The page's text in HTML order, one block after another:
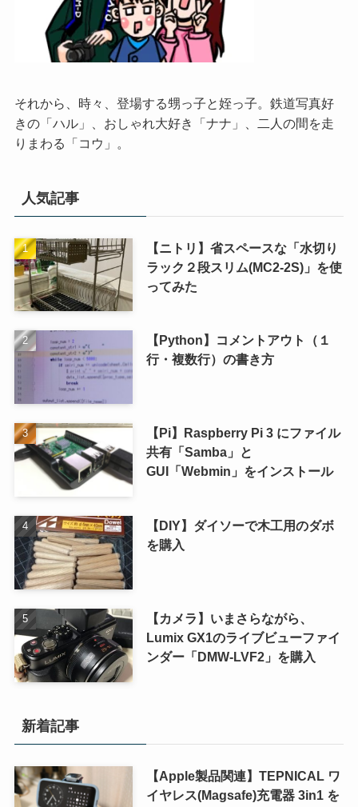
それから、時々、登場する甥っ子と姪っ子。鉄道写真好
きの「ハル」、おしゃれ大好き「ナナ」、二人の間を走
りまわる「コウ」。
人気記事
【ニトリ】省スペースな「水切り
ラック２段スリム(MC2-2S)」を使
ってみた
【Python】コメントアウト（１
行・複数行）の書き方
【Pi】Raspberry Pi 3 にファイル
共有「Samba」と
GUI「Webmin」をインストール
【DIY】ダイソーで木工用のダボ
を購入
【カメラ】いまさらながら、
Lumix GX1のライブビューファイ
ンダー「DMW-LVF2」を購入
新着記事
【Apple製品関連】TEPNICAL ワ
イヤレス(Magsafe)充電器 3in1 を